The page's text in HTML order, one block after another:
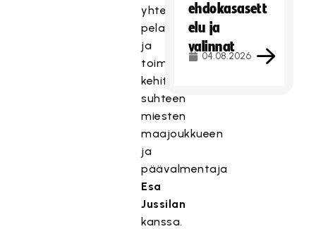
yhteistyötä
pelaajien
ja
toiminnan
kehittämisen
suhteen
miesten
maajoukkueen
ja
päävalmentaja
Esa
Jussilan
kanssa.
ehdokasasett
elu ja
valinnat
04.08.2026